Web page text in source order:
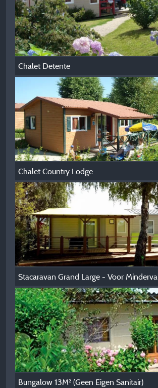
Chalet Detente
Chalet Country Lodge
Bungalow 13M² (Geen Eigen Sanitair)